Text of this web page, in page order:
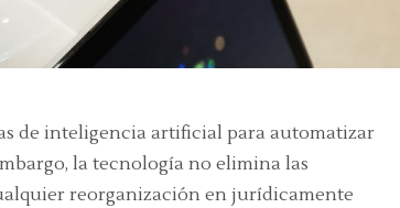
de inteligencia artificial para automatizar
la tecnología no elimina las
reorganización en jurídicamente